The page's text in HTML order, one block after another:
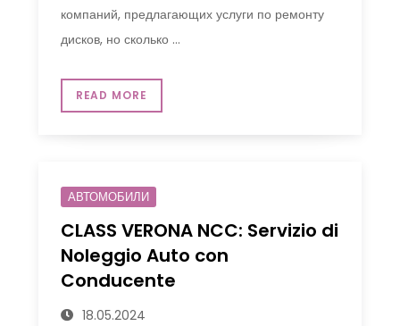
компаний, предлагающих услуги по ремонту
дисков, но сколько …
READ MORE
АВТОМОБИЛИ
CLASS VERONA NCC: Servizio di
Noleggio Auto con
Conducente
18.05.2024